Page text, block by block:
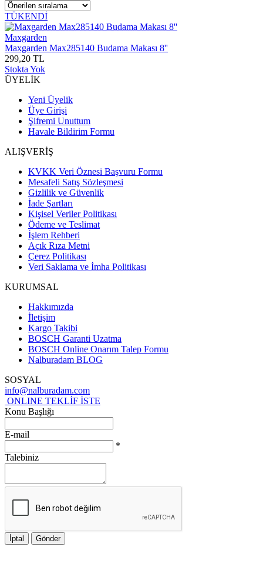
TÜKENDİ
Maxgarden
Maxgarden Max285140 Budama Makası 8''
299,20 TL
Stokta Yok
ÜYELİK
Yeni Üyelik
Üye Girişi
Şifremi Unuttum
Havale Bildirim Formu
ALIŞVERİŞ
KVKK Veri Öznesi Başvuru Formu
Mesafeli Satış Sözleşmesi
Gizlilik ve Güvenlik
İade Şartları
Kişisel Veriler Politikası
Ödeme ve Teslimat
İşlem Rehberi
Açık Rıza Metni
Çerez Politikası
Veri Saklama ve İmha Politikası
KURUMSAL
Hakkımızda
İletişim
Kargo Takibi
BOSCH Garanti Uzatma
BOSCH Online Onarım Talep Formu
Nalburadam BLOG
SOSYAL
info@nalburadam.com
ONLINE TEKLİF İSTE
Konu Başlığı
E-mail
*
Talebiniz
İptal Gönder